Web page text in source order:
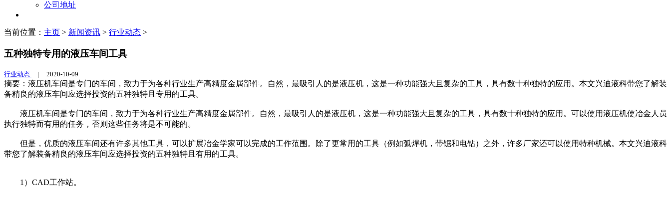
公司地址
当前位置： 主页 > 新闻资讯 > 行业动态 >
五种独特专用的液压车间工具
行业动态 | 2020-10-09
摘要：液压机车间是专门的车间，致力于为各种行业生产高精度金属部件。自然，最吸引人的是液压机，这是一种功能强大且复杂的工具，具有数十种独特的应用。本文兴迪液科带您了解装
备精良的液压车间应选择投资的五种独特且专用的工具。
液压机车间是专门的车间，致力于为各种行业生产高精度金属部件。自然，最吸引人的是液压机，这是一种功能强大且复杂的工具，具有数十种独特的应用。可以使用液压机使冶金人员
执行独特而有用的任务，否则这些任务将是不可能的。
但是，优质的液压车间还有许多其他工具，可以扩展冶金学家可以完成的工作范围。除了更常用的工具（例如弧焊机，带锯和电钻）之外，许多厂家还可以使用特种机械。本文兴迪液科
带您了解装备精良的液压车间应选择投资的五种独特且有用的工具。
1）CAD工作站。